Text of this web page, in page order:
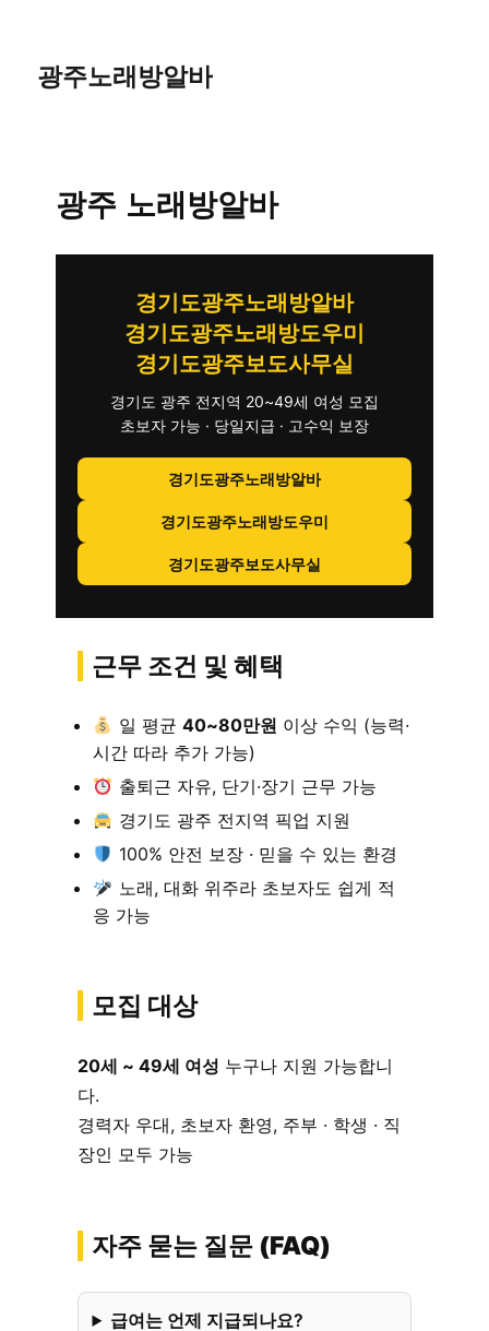
광주노래방알바
광주 노래방알바
경기도광주노래방알바
경기도광주노래방도우미
경기도광주보도사무실
경기도 광주 전지역 20~49세 여성 모집
초보자 가능 · 당일지급 · 고수익 보장
경기도광주노래방알바
경기도광주노래방도우미
경기도광주보도사무실
근무 조건 및 혜택
일 평균 40~80만원 이상 수익 (능력·
시간 따라 추가 가능)
출퇴근 자유, 단기·장기 근무 가능
경기도 광주 전지역 픽업 지원
100% 안전 보장 · 믿을 수 있는 환경
노래, 대화 위주라 초보자도 쉽게 적
응 가능
모집 대상
20세 ~ 49세 여성 누구나 지원 가능합니
다.
경력자 우대, 초보자 환영, 주부 · 학생 · 직
장인 모두 가능
자주 묻는 질문 (FAQ)
급여는 언제 지급되나요?